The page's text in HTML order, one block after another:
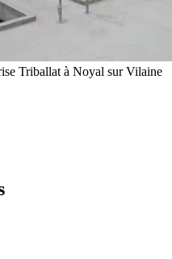
Triballat à Noyal sur Vilaine